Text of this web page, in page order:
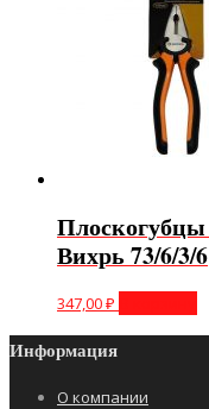
Вихрь 73/6/3/6
347,00₽
Информация
О компании